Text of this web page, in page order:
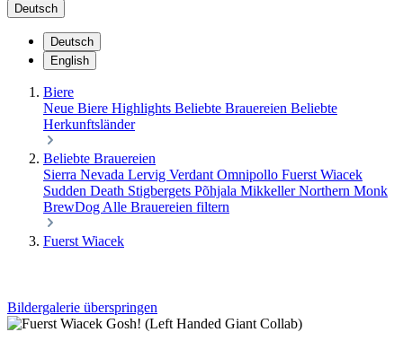
Deutsch
Deutsch
English
Biere
Neue Biere Highlights Beliebte Brauereien Beliebte
Herkunftsländer
Beliebte Brauereien
Sierra Nevada Lervig Verdant Omnipollo Fuerst Wiacek
Sudden Death Stigbergets Põhjala MikkellerNorthern Monk
BrewDog Alle Brauereien filtern
Fuerst Wiacek
Bildergalerie überspringen